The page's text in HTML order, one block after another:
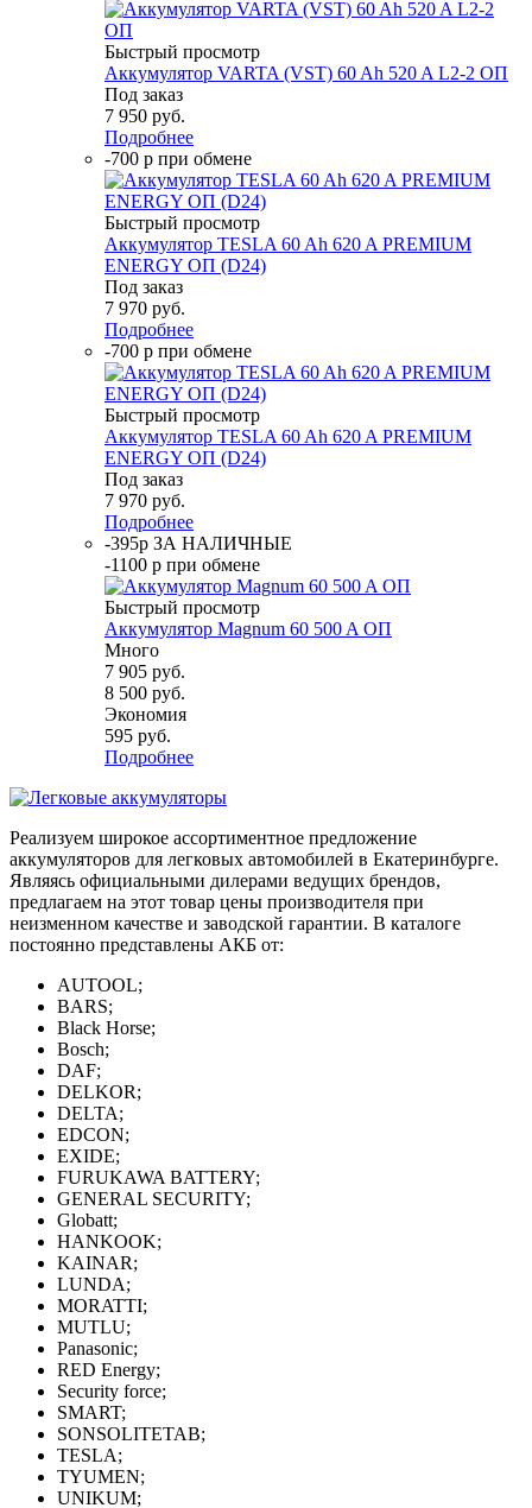
Быстрый просмотр
Аккумулятор VARTA (VST) 60 Ah 520 A L2-2 ОП
Под заказ
7 950 руб.
Подробнее
-700 р при обмене
Быстрый просмотр
Аккумулятор TESLA 60 Ah 620 A PREMIUM
ENERGY ОП (D24)
Под заказ
7 970 руб.
Подробнее
-700 р при обмене
Быстрый просмотр
Аккумулятор TESLA 60 Ah 620 A PREMIUM
ENERGY ОП (D24)
Под заказ
7 970 руб.
Подробнее
-395р ЗА НАЛИЧНЫЕ
-1100 р при обмене
Быстрый просмотр
Аккумулятор Magnum 60 500 A ОП
Много
7 905 руб.
8 500 руб.
Экономия
595 руб.
Подробнее
Реализуем широкое ассортиментное предложение
аккумуляторов для легковых автомобилей в Екатеринбурге.
Являясь официальными дилерами ведущих брендов,
предлагаем на этот товар цены производителя при
неизменном качестве и заводской гарантии. В каталоге
постоянно представлены АКБ от:
AUTOOL;
BARS;
Black Horse;
Bosch;
DAF;
DELKOR;
DELTA;
EDCON;
EXIDE;
FURUKAWA BATTERY;
GENERAL SECURITY;
Globatt;
HANKOOK;
KAINAR;
LUNDA;
MORATTI;
MUTLU;
Panasonic;
RED Energy;
Security force;
SMART;
SONSOLITETAB;
TESLA;
TYUMEN;
UNIKUM;